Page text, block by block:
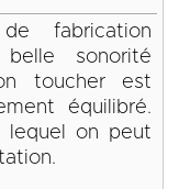
fabrication
sonorité
toucher est
équilibré.
lequel on peut